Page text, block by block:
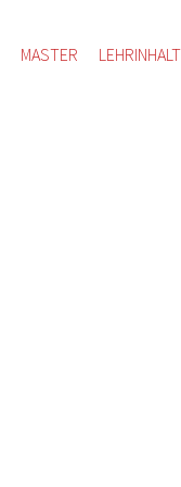
MASTER